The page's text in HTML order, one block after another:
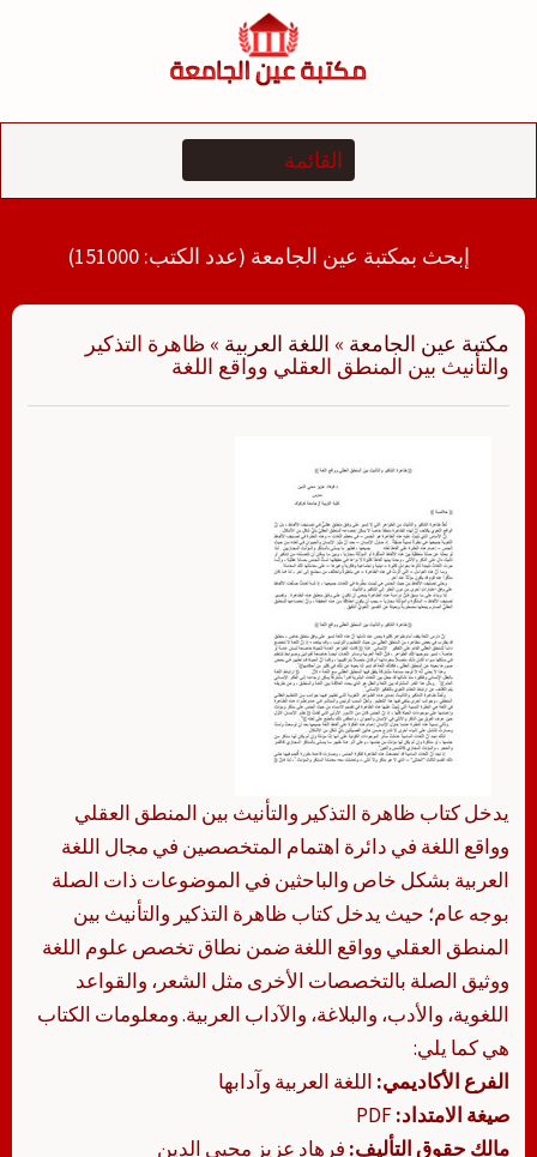
إبحث بمكتبة عين الجامعة (عدد الكتب: 151000)
مكتبة عين الجامعة » اللغة العربية » ظاهرة التذكير
والتأنيث بين المنطق العقلي وواقع اللغة
يدخل كتاب ظاهرة التذكير والتأنيث بين المنطق العقلي
وواقع اللغة في دائرة اهتمام المتخصصين في مجال اللغة
العربية بشكل خاص والباحثين في الموضوعات ذات الصلة
بوجه عام؛ حيث يدخل كتاب ظاهرة التذكير والتأنيث بين
المنطق العقلي وواقع اللغة ضمن نطاق تخصص علوم اللغة
ووثيق الصلة بالتخصصات الأخرى مثل الشعر، والقواعد
اللغوية، والأدب، والبلاغة، والآداب العربية. ومعلومات الكتاب
هي كما يلي:
الفرع الأكاديمي: اللغة العربية وآدابها
صيغة الامتداد:
مالك حقوق التأليف: فرهاد عزيز محيي الدين